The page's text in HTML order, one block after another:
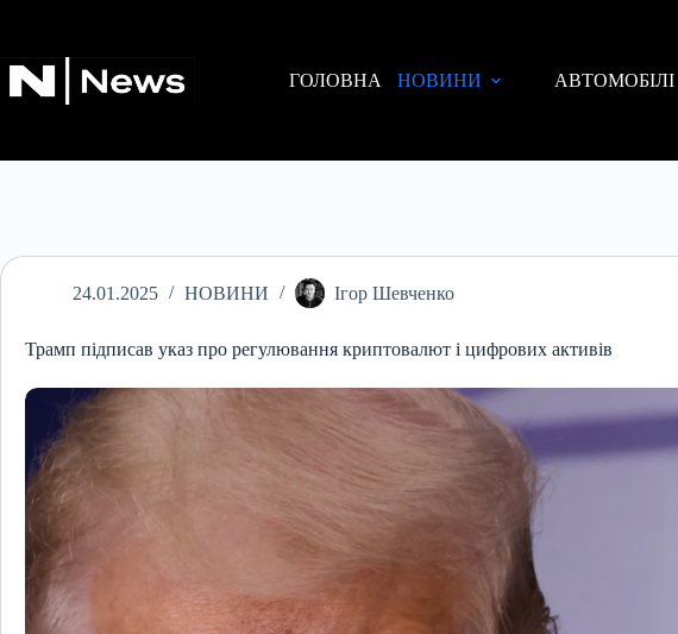
ГОЛОВНА
НОВИНИ АВТОМОБІЛІ
24.01.2025 НОВИНИ Ігор Шевченко
Трамп підписав указ про регулювання криптовалют і цифрових активів